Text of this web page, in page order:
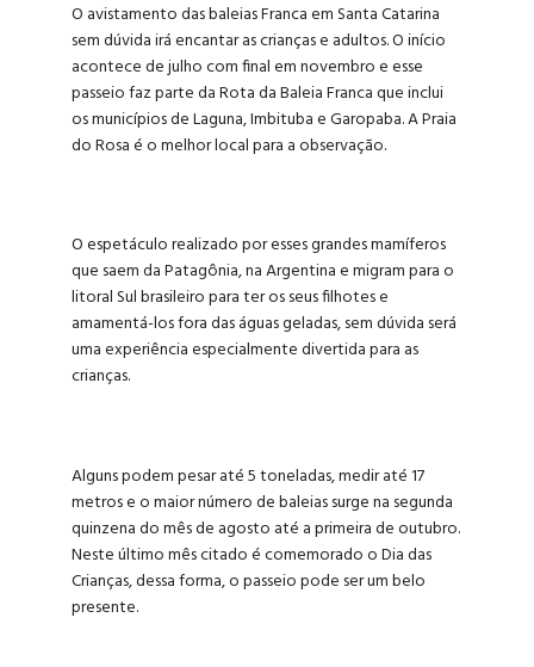
O avistamento das baleias Franca em Santa Catarina
sem dúvida irá encantar as crianças e adultos. O início
acontece de julho com final em novembro e esse
passeio faz parte da Rota da Baleia Franca que inclui
os municípios de Laguna, Imbituba e Garopaba. A Praia
do Rosa é o melhor local para a observação.
O espetáculo realizado por esses grandes mamíferos
que saem da Patagônia, na Argentina e migram para o
litoral Sul brasileiro para ter os seus filhotes e
amamentá-los fora das águas geladas, sem dúvida será
uma experiência especialmente divertida para as
crianças.
Alguns podem pesar até 5 toneladas, medir até 17
metros e o maior número de baleias surge na segunda
quinzena do mês de agosto até a primeira de outubro.
Neste último mês citado é comemorado o Dia das
Crianças, dessa forma, o passeio pode ser um belo
presente.